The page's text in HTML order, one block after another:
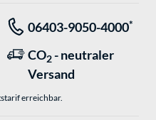
06403-9050-4000*
CO2 - neutraler
Versand
erreichbar.